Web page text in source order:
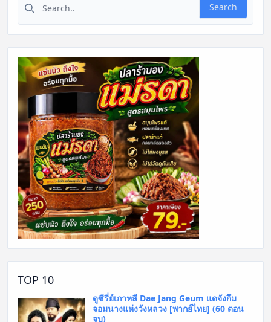
Search
TOP 10
ดูซีรี่ย์เกาหลี Dae Jang Geum แดจังกึม
จอมนางแห่งวังหลวง [พากย์ไทย] (60 ตอน
จบ)